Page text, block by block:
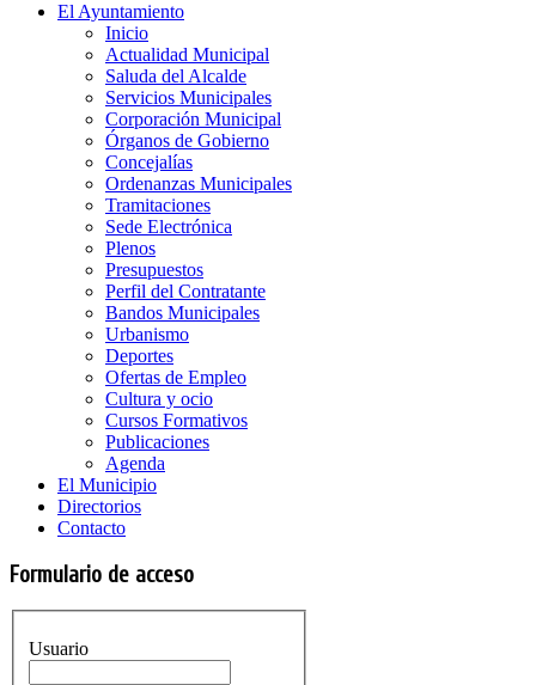
El Ayuntamiento
Inicio
Actualidad Municipal
Saluda del Alcalde
Servicios Municipales
Corporación Municipal
Órganos de Gobierno
Concejalías
Ordenanzas Municipales
Tramitaciones
Sede Electrónica
Plenos
Presupuestos
Perfil del Contratante
Bandos Municipales
Urbanismo
Deportes
Ofertas de Empleo
Cultura y ocio
Cursos Formativos
Publicaciones
Agenda
El Municipio
Directorios
Contacto
Formulario de acceso
Usuario